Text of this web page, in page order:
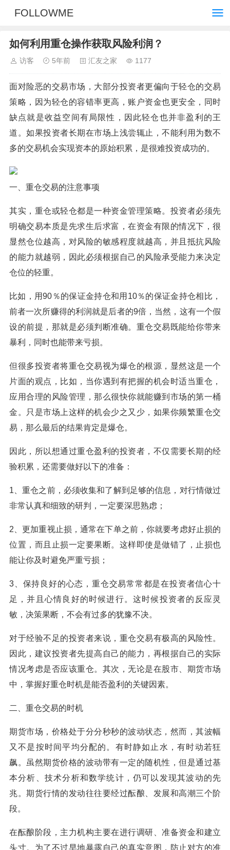
FOLLOWME
如何利用重仓操作获取风险利润？
访客 5年前 汇友之家 1177
面对险恶的交易市场，大部分投资者更偏向于轻仓的交易
策略，因为轻仓的容错率更高，账户资金也更安全，同时
缺点就是收益空间有局限性，因此轻仓也并非盈利的王
道。如果投资者长期在市场上浅尝辄止，不能利用为数不
多的交易机会实现资本的原始积累，是很难投资成功的。
一、重仓交易的注意事项
其实，重仓或轻仓都是一种资金管理策略。投资者必须先
明确交易本质是先求生后求富，在资金有限的情况下，很
显然仓位越高，对风险的敏感程度就越高，并且抵抗风险
的能力就越弱，因此必须根据自己的风险承受能力来决定
仓位的轻重。
比如，用90％的保证金持仓和用10％的保证金持仓相比，
前者一次所赚得的利润就是后者的9倍，当然，这有一个假
设的前提，那就是必须判断准确。重仓交易既能给你带来
暴利，同时也能带来亏损。
但很多投资者将重仓交易视为爆仓的根源，显然这是一个
片面的观点，比如，当你遇到有把握的机会时适当重仓，
应用合理的风险管理，那么很快你就能赚到市场的第一桶
金。只是市场上这样的机会少之又少，如果你频繁重仓交
易，那么最后的结果肯定是爆仓。
因此，所以想通过重仓盈利的投资者，不仅需要长期的经
验积累，还需要做好以下的准备：
1、重仓之前，必须收集和了解到足够的信息，对行情做过
非常认真和细致的研判，一定要深思熟虑；
2、更加重视止损，通常在下单之前，你就要考虑好止损的
位置，而且止损一定要果断。这样即使是做错了，止损也
能让你及时避免严重亏损；
3、保持良好的心态，重仓交易常常都是在投资者信心十
足，并且心情良好的时候进行。这时候投资者的反应灵
敏，决策果断，不会有过多的犹豫不决。
对于经验不足的投资者来说，重仓交易有极高的风险性。
因此，建议投资者先提高自己的能力，再根据自己的实际
情况考虑是否应该重仓。其次，无论是在股市、期货市场
中，掌握好重仓时机是能否盈利的关键因素。
二、重仓交易的时机
期货市场，价格处于分分秒秒的波动状态，然而，其波幅
又不是按时间平均分配的。有时静如止水，有时动若狂
飙。虽然期货价格的波动带有一定的随机性，但是通过基
本分析、技术分析和数学统计，仍可以发现其波动的先
兆。期货行情的发动往往要经过酝酿、发展和高潮三个阶
段。
在酝酿阶段，主力机构主要在进行调研、准备资金和建立
头寸。为了不过早地暴露自己的真实意图，防止对方的准